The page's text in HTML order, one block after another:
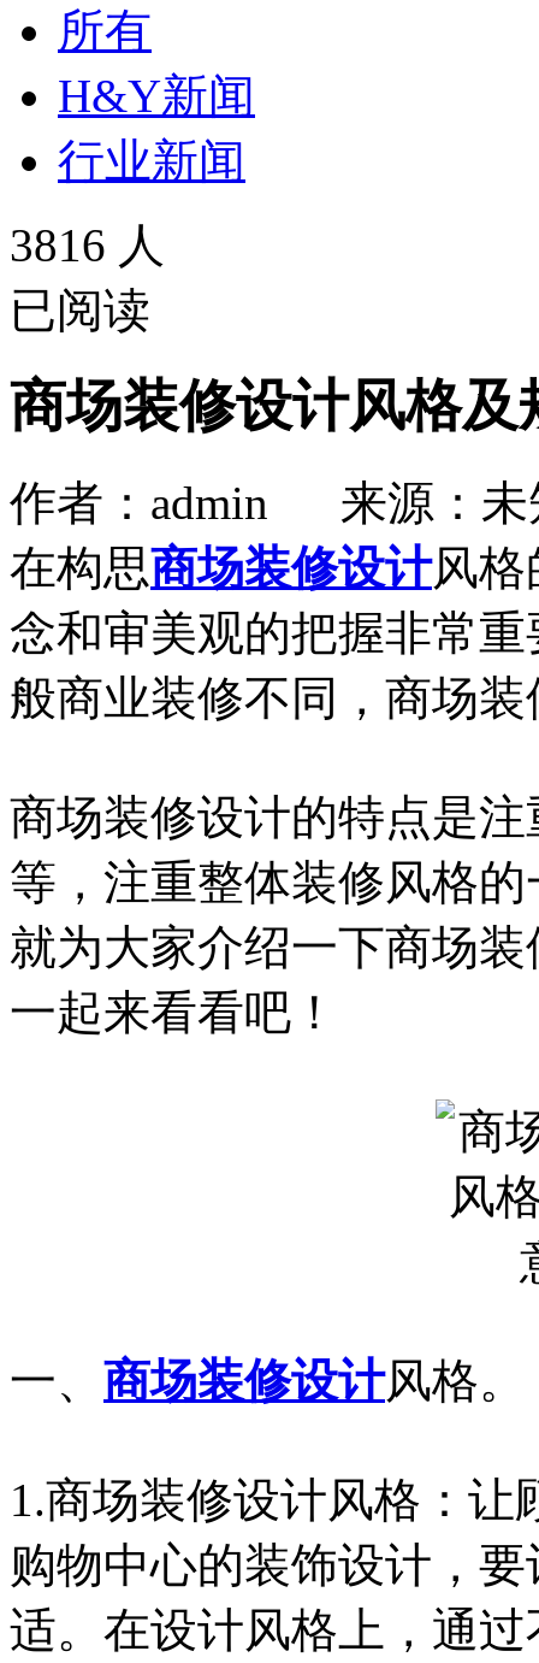
所有
H&Y新闻
行业新闻
3816 人
已阅读
商场装修设计风格及
作者：admin 来源：
在构思商场装修设计风格
念和审美观的把握非常
般商业装修不同，商场
商场装修设计的特点是
等，注重整体装修风格
就为大家介绍一下商场
一起来看看吧！
一、 商场装修设计风格。
1.商场装修设计风格：
购物中心的装饰设计，
适。在设计风格上，通